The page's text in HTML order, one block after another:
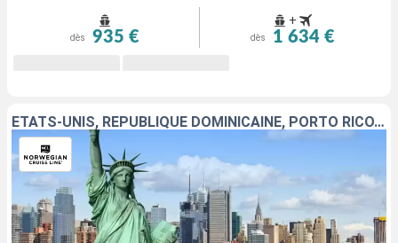
dès 935 €
+
dès 1 634 €
ÉTATS-UNIS, RÉPUBLIQUE DOMINICAINE, PORTO RICO, GUADELOUPE, SAINT-MARTIN, SAINT-THOMAS, TORTOLA